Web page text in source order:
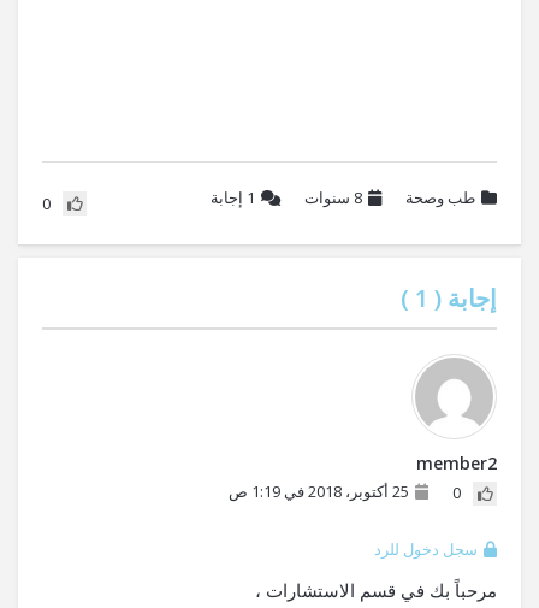
طب وصحة 8 سنوات 1 إجابة 0
إجابة ( 1
)
member2
0 25 أكتوبر، 2018 في 1:19 ص
سجل دخول للرد
مرحباً بك في قسم الاستشارات ،